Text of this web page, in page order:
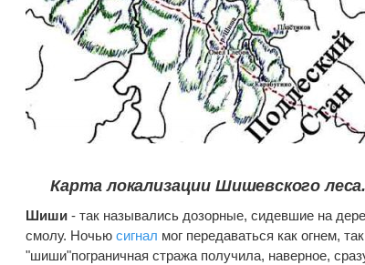
Карта локализации Шишевского леса.
Шиши - так назывались дозорные, сидевшие на
смолу. Ночьюсигнал мог передаваться как огнем,
"шиши"пограничная стража получила, наверное,